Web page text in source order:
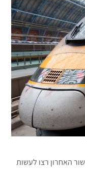
האחרון רצו לעשות